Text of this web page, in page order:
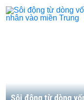
Sôi động từ dòng